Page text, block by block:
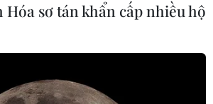
sơ tán khẩn cấp nhiều hộ